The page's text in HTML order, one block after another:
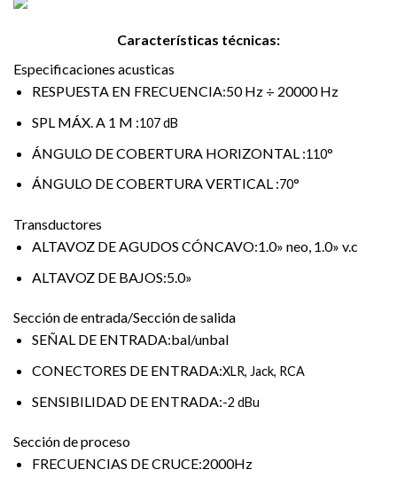
Características técnicas:
Especificaciones acusticas
RESPUESTA EN FRECUENCIA:50 Hz ÷ 20000 Hz
SPL MÁX. A 1 M :107 dB
ÁNGULO DE COBERTURA HORIZONTAL :110°
ÁNGULO DE COBERTURA VERTICAL :70°
Transductores
ALTAVOZ DE AGUDOS CÓNCAVO:1.0» neo, 1.0» v.c
ALTAVOZ DE BAJOS:5.0»
Sección de entrada/Sección de salida
SEÑAL DE ENTRADA:bal/unbal
CONECTORES DE ENTRADA:XLR, Jack, RCA
SENSIBILIDAD DE ENTRADA:-2 dBu
Sección de proceso
FRECUENCIAS DE CRUCE:2000Hz